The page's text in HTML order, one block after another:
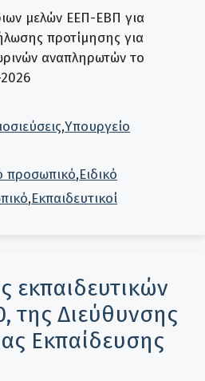
μελών ΕΕΠ-ΕΒΠ για
προτίμησης για
αναπληρωτών το
,Υπουργείο
προσωπικό,Ειδικό
,Εκπαιδευτικοί
εκπαιδευτικών
της Διεύθυνσης
Εκπαίδευσης